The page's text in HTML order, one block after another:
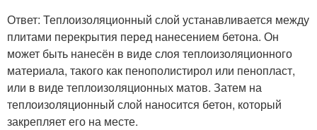
Ответ: Теплоизоляционный слой устанавливается между
плитами перекрытия перед нанесением бетона. Он
может быть нанесён в виде слоя теплоизоляционного
материала, такого как пенополистирол или пенопласт,
или в виде теплоизоляционных матов. Затем на
теплоизоляционный слой наносится бетон, который
закрепляет его на месте.